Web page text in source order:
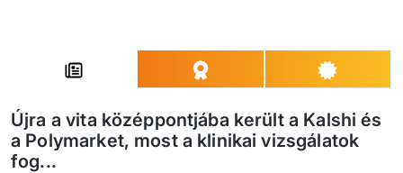
Újra a vita középpontjába került a Kalshi és
a Polymarket, most a klinikai vizsgálatok
fog...